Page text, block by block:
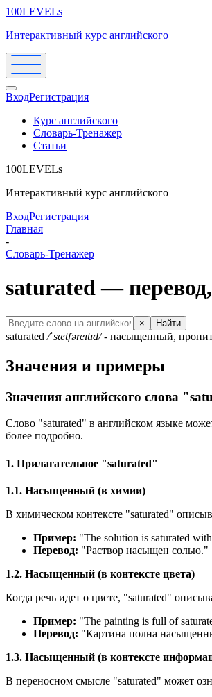
100LEVELs
Интерактивный курс английского
ВходРегистрация
Курс английского
Словарь-Тренажер
Статьи
100LEVELs
Интерактивный курс английского
ВходРегистрация
Главная
-
Словарь-Тренажер
saturated —
× Найти
saturated /ˈsætʃəreɪtɪd/- насыщенный,
Значения и примеры
Значения английского слова
Слово "saturated" в английском языке
более подробно.
1. Прилагательное "saturated"
1.1. Насыщенный (в химии)
В химическом контексте "saturated"
Пример: "The solution is saturated
Перевод: "Раствор насыщен солью."
1.2. Насыщенный (в контексте цвета)
Когда речь идет о цвете, "saturated"
Пример: "The painting is full of
Перевод: "Картина полна
1.3. Насыщенный (в контексте
В переносном смысле "saturated" может